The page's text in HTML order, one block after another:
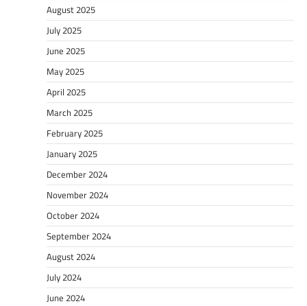
August 2025
July 2025
June 2025
May 2025
April 2025
March 2025
February 2025
January 2025
December 2024
November 2024
October 2024
September 2024
August 2024
July 2024
June 2024